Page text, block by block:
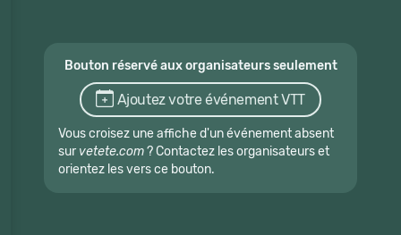
Bouton réservé aux organisateurs seulement
Ajoutez votre événement VTT
Vous croisez une affiche d'un événement absent
sur vetete.com? Contactez les organisateurs et
orientez les vers ce bouton.